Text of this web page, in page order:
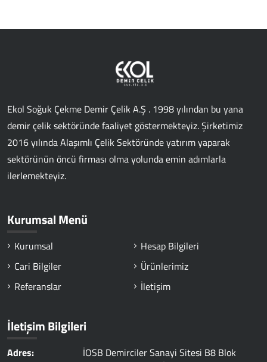
Ekol Soğuk Çekme Demir Çelik A.Ş . 1998 yılından bu yana
demir çelik sektöründe faaliyet göstermekteyiz. Şirketimiz
2016 yılında Alaşımlı Çelik Sektöründe yatırım yaparak
sektörünün öncü firması olma yolunda emin adımlarla
ilerlemekteyiz.
Kurumsal Menü
Kurumsal
Hesap Bilgileri
Cari Bilgiler
Ürünlerimiz
Referanslar
İletişim
İletişim Bilgileri
Adres:
İOSB Demirciler Sanayi Sitesi B8 Blok